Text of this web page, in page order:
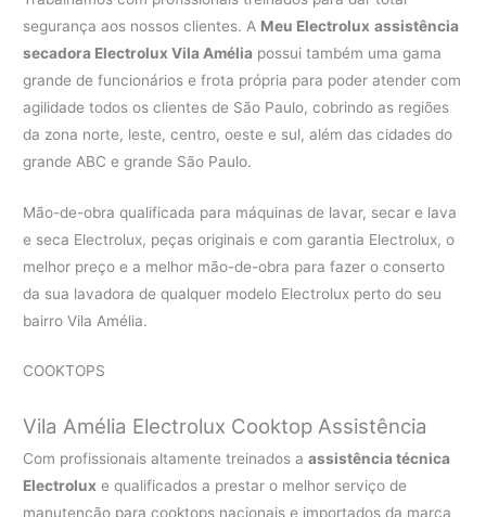
segurança aos nossos clientes. A Meu Electrolux assistência
secadora Electrolux Vila Amélia possui também uma gama
grande de funcionários e frota própria para poder atender com
agilidade todos os clientes de São Paulo, cobrindo as regiões
da zona norte, leste, centro, oeste e sul, além das cidades do
grande ABC e grande São Paulo.
Mão-de-obra qualificada para máquinas de lavar, secar e lava
e seca Electrolux, peças originais e com garantia Electrolux, o
melhor preço e a melhor mão-de-obra para fazer o conserto
da sua lavadora de qualquer modelo Electrolux perto do seu
bairro Vila Amélia.
COOKTOPS
Vila Amélia Electrolux Cooktop Assistência
Com profissionais altamente treinados aassistência técnica
Electrolux e qualificados a prestar o melhor serviço de
manutenção para cooktops nacionais e importados da marca